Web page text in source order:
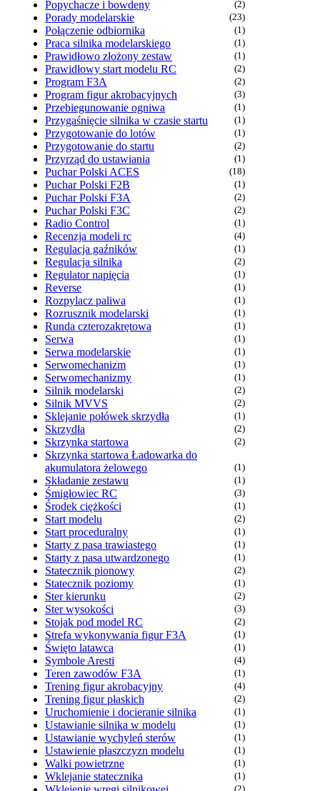
Popychacze i bowdeny (2)
Porady modelarskie (23)
Połączenie odbiornika (1)
Praca silnika modelarskiego (1)
Prawidłowo złożony zestaw (1)
Prawidłowy start modelu RC (2)
Program F3A (2)
Program figur akrobacyjnych (3)
Przebiegunowanie ogniwa (1)
Przygaśnięcie silnika w czasie startu (1)
Przygotowanie do lotów (1)
Przygotowanie do startu (2)
Przyrząd do ustawiania (1)
Puchar Polski ACES (18)
Puchar Polski F2B (1)
Puchar Polski F3A (2)
Puchar Polski F3C (2)
Radio Control (1)
Recenzja modeli rc (4)
Regulacja gaźników (1)
Regulacja silnika (2)
Regulator napięcia (1)
Reverse (1)
Rozpylacz paliwa (1)
Rozrusznik modelarski (1)
Runda czterozakrętowa (1)
Serwa (1)
Serwa modelarskie (1)
Serwomechanizm (1)
Serwomechanizmy (1)
Silnik modelarski (2)
Silnik MVVS (2)
Sklejanie połówek skrzydła (1)
Skrzydła (2)
Skrzynka startowa (2)
Skrzynka startowa Ładowarka do
akumulatora żelowego
(1)
Składanie zestawu (1)
Śmigłowiec RC (3)
Środek ciężkości (1)
Start modelu (2)
Start proceduralny (1)
Starty z pasa trawiastego (1)
Starty z pasa utwardzonego (1)
Statecznik pionowy (2)
Statecznik poziomy (1)
Ster kierunku (2)
Ster wysokości (3)
Stojak pod model RC (2)
Strefa wykonywania figur F3A (1)
Święto latawca (1)
Symbole Aresti (4)
Teren zawodów F3A (1)
Trening figur akrobacyjny (4)
Trening figur płaskich (2)
Uruchomienie i docieranie silnika (1)
Ustawianie silnika w modelu (1)
Ustawianie wychyleń sterów (1)
Ustawienie płaszczyzn modelu (1)
Walki powietrzne (1)
Wklejanie statecznika (1)
(2)